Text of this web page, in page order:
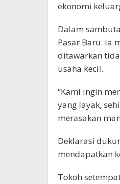
ekonomi
Dalam
Pasar Baru. Ia
ditawarkan
usaha kecil.
“Kami ingin
yang layak,
merasakan
Deklarasi
mendapatkan
Tokoh